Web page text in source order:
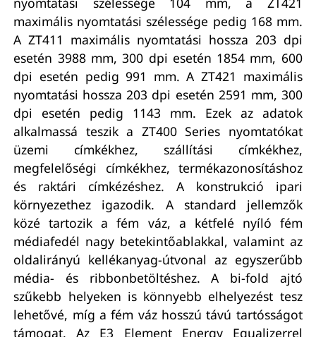
maximális nyomtatási szélessége pedig 168 mm.
A ZT411 maximális nyomtatási hossza 203 dpi
esetén 3988 mm, 300 dpi esetén 1854 mm, 600
dpi esetén pedig 991 mm. A ZT421 maximális
nyomtatási hossza 203 dpi esetén 2591 mm, 300
dpi esetén pedig 1143 mm. Ezek az adatok
alkalmassá teszik a ZT400 Series nyomtatókat
üzemi címkékhez, szállítási címkékhez,
megfelelőségi címkékhez, termékazonosításhoz
és raktári címkézéshez. A konstrukció ipari
környezethez igazodik. A standard jellemzők
közé tartozik a fém váz, a kétfelé nyíló fém
médiafedél nagy betekintőablakkal, valamint az
oldalirányú kellékanyag-útvonal az egyszerűbb
média- és ribbonbetöltéshez. A bi-fold ajtó
szűkebb helyeken is könnyebb elhelyezést tesz
lehetővé, míg a fém váz hosszú távú tartósságot
támogat. Az E3 Element Energy Equalizerrel